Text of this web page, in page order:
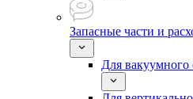
Запасные части и
Для вакуумного